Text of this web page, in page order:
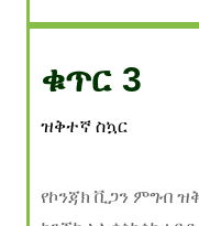
ቁጥር 3
ዝቅተኛ ስኳር
የኮንጃክ ቪጋን ምግብ